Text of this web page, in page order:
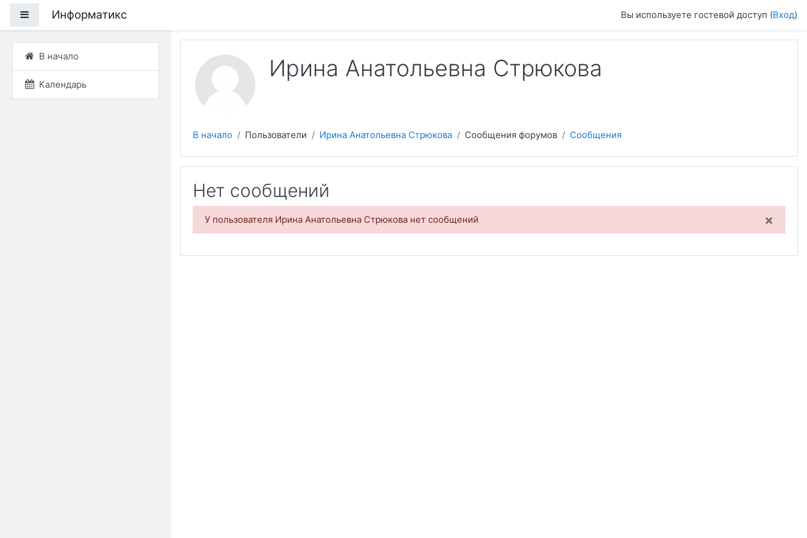
Боковая панель
Информатикс Вы используете гостевой доступ (Вход)
В начало
Календарь
Ирина Анатольевна Стрюкова
В начало Пользователи Ирина Анатольевна Стрюкова Сообщения форумов Сообщения
Нет сообщений
×
У пользователя Ирина Анатольевна Стрюкова нет сообщений